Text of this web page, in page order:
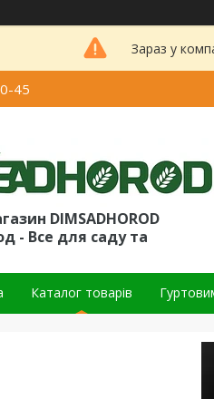
Зараз у
45
DIMSADHOROD
- Все для саду та
Каталог товарів